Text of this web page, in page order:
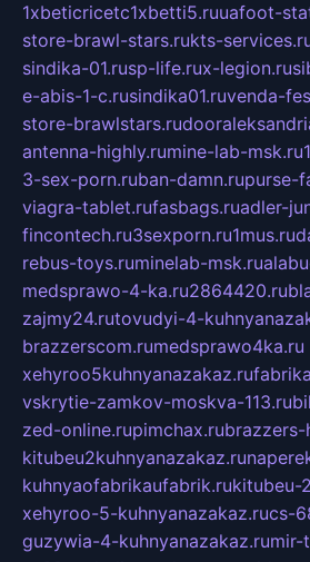
1xbeticricetc1xbetti5.ruuafoot-
store-brawl-stars.rukts-
sindika-01.rusp-life.rux-legion.ru
e-abis-1-c.rusindika01.ruvenda-
store-brawlstars.ru
antenna-highly.rumine-lab-msk.ru
3-sex-porn.ruban-damn.rupurse-
viagra-tablet.rufasbags.ruadler-
fincontech.ru3sexporn.ru1mus.ru
rebus-toys.ruminelab-msk.ru
medsprawo-4-ka.ru2864420.ru
zajmy24.rutovudyi-4-
brazzerscom.rumedsprawo4ka.ru
xehyroo5kuhnyanazakaz.ru
vskrytie-zamkov-moskva-113.ru
zed-online.rupimchax.rubrazzers-
kitubeu2kuhnyanazakaz.ru
kuhnyaofabrikaufabrik.rukitubeu-
xehyroo-5-kuhnyanazakaz.rucs-
guzywia-4-kuhnyanazakaz.rumir-